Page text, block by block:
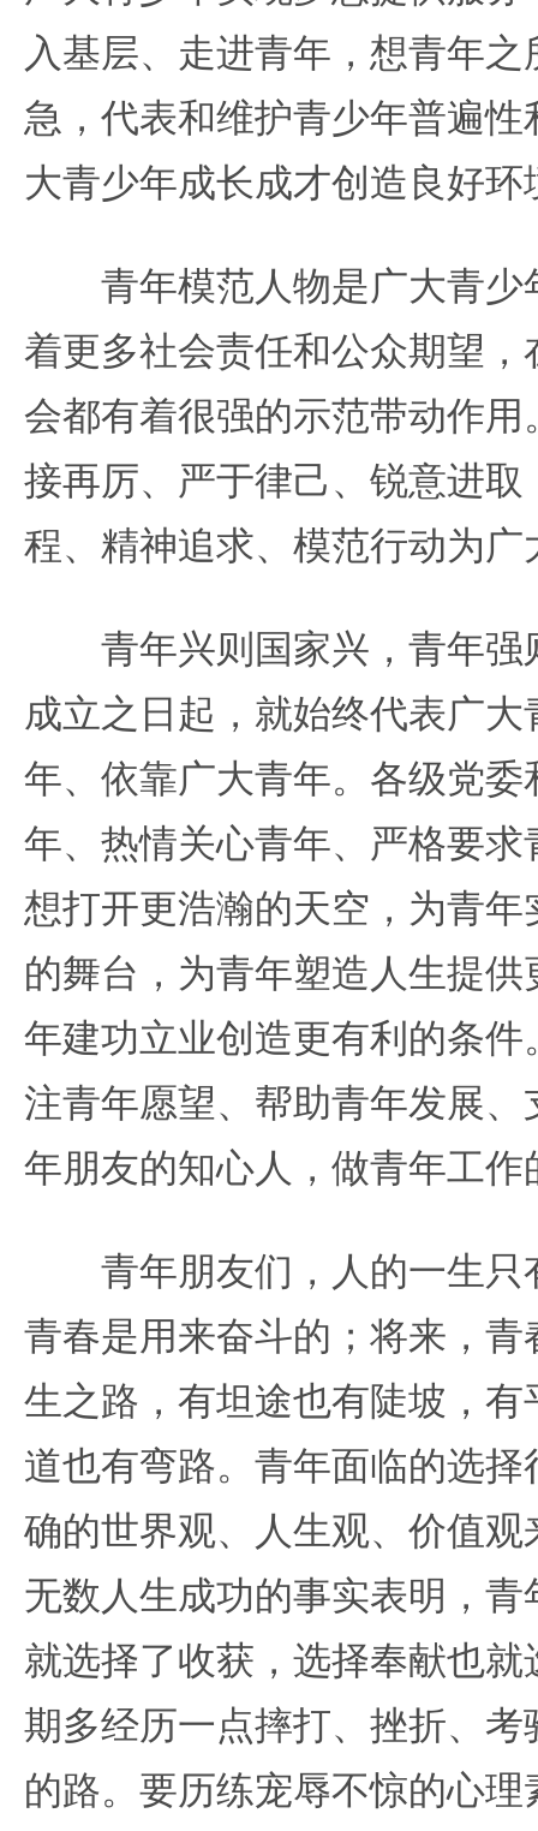
入基层、走进青年，想青年
急，代表和维护青少年普遍
大青少年成长成才创造良好环
青年模范人物是广大青少
着更多社会责任和公众期望
会都有着很强的示范带动作
接再厉、严于律己、锐意进
程、精神追求、模范行动为
青年兴则国家兴，青年强
成立之日起，就始终代表广
年、依靠广大青年。各级党
年、热情关心青年、严格要
想打开更浩瀚的天空，为青
的舞台，为青年塑造人生提
年建功立业创造更有利的条
注青年愿望、帮助青年发展
年朋友的知心人，做青年工作
青年朋友们，人的一生只
青春是用来奋斗的；将来，
生之路，有坦途也有陡坡，
道也有弯路。青年面临的选
确的世界观、人生观、价值
无数人生成功的事实表明，
就选择了收获，选择奉献也
期多经历一点摔打、挫折、
的路。要历练宠辱不惊的心